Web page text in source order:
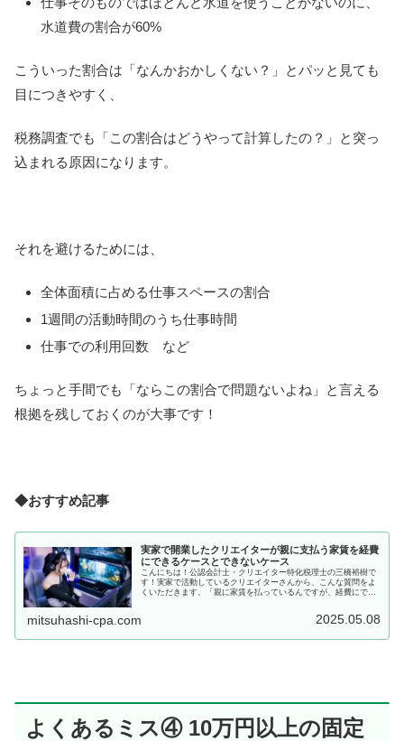
水道費の割合が60%
こういった割合は「なんかおかしくない？」とパッと見ても
目につきやすく、
税務調査でも「この割合はどうやって計算したの？」と突っ
込まれる原因になります。
それを避けるためには、
全体面積に占める仕事スペースの割合
1週間の活動時間のうち仕事時間
仕事での利用回数 など
ちょっと手間でも「ならこの割合で問題ないよね」と言える
根拠を残しておくのが大事です！
◆おすすめ記事
実家で開業したクリエイターが親に支払う家賃を経費
にできるケースとできないケース
こんにちは！公認会計士・クリエイター特化税理士の三橋裕樹で
す！実家で活動しているクリエイターさんから、こんな質問をよ
くいただきます。「親に家賃を払っているんですが、経費にでき
mitsuhashi-cpa.com 2025.05.08
よくあるミス④ 10万円以上の固定